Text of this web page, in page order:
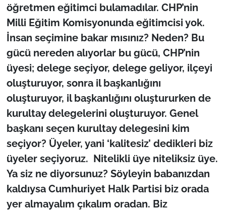
öğretmen eğitimci bulamadılar. CHP’nin
Milli Eğitim Komisyonunda eğitimcisi yok.
İnsan seçimine bakar mısınız? Neden? Bu
gücü nereden alıyorlar bu gücü, CHP’nin
üyesi; delege seçiyor, delege geliyor, ilçeyi
oluşturuyor, sonra il başkanlığını
oluşturuyor, il başkanlığını oluştururken de
kurultay delegelerini oluşturuyor. Genel
başkanı seçen kurultay delegesini kim
seçiyor? Üyeler, yani ‘kalitesiz’ dedikleri biz
üyeler seçiyoruz. Nitelikli üye niteliksiz üye.
Ya siz ne diyorsunuz? Söyleyin babanızdan
kaldıysa Cumhuriyet Halk Partisi biz orada
yer almayalım çıkalım oradan. Biz